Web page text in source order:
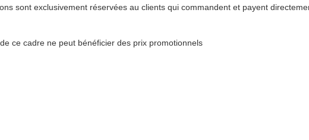
sont exclusivement réservées au clients qui commandent et payent
ce cadre ne peut bénéficier des prix promotionnels